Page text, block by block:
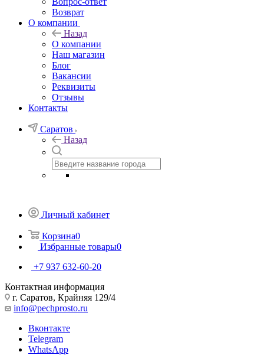
Возврат
О компании
Назад
О компании
Наш магазин
Блог
Вакансии
Реквизиты
Отзывы
Контакты
Саратов
Назад
Личный кабинет
Корзина0
Избранные товары0
+7 937 632-60-20
Контактная информация
г. Саратов, Крайняя 129/4
info@pechprosto.ru
Вконтакте
Telegram
WhatsApp